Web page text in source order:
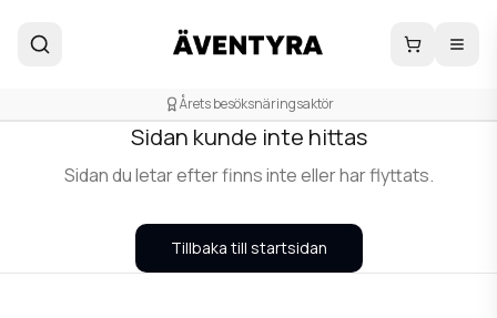
Årets besöksnäringsaktör
404
Sidan kunde inte hittas
Sidan du letar efter finns inte eller har flyttats.
Tillbaka till startsidan